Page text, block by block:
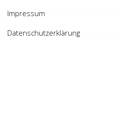
Impressum
Datenschutzerklärung